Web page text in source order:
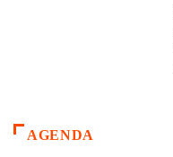
AGENDA